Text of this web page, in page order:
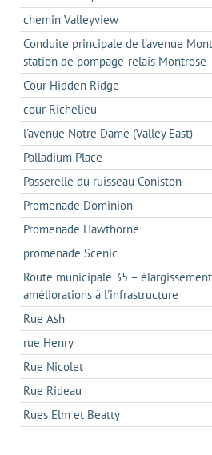
chemin Valleyview
Conduite principale de l'avenue
station de pompage-relais Montrose
Cour Hidden Ridge
cour Richelieu
l'avenue Notre Dame (Valley East)
Palladium Place
Passerelle du ruisseau Coniston
Promenade Dominion
Promenade Hawthorne
promenade Scenic
Route municipale 35 –
améliorations à l'infrastructure
Rue Ash
rue Henry
Rue Nicolet
Rue Rideau
Rues Elm et Beatty